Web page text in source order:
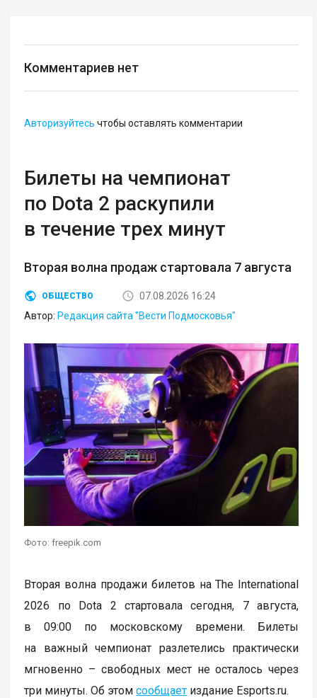
Комментариев нет
Авторизуйтесь чтобы оставлять комментарии
Билеты на чемпионат
по Dota 2 раскупили
в течение трех минут
Вторая волна продаж стартовала 7 августа
ОБЩЕСТВО
07.08.2026 16:24
Автор: Редакция сайта "Вести Подмосковья"
Фото: freepik.com
Вторая волна продажи билетов на The International
2026 по Dota 2 стартовала сегодня, 7 августа,
в 09:00 по московскому времени. Билеты
на важный чемпионат разлетелись практически
мгновенно – свободных мест не осталось через
три минуты. Об этомсообщает издание Esports.ru.